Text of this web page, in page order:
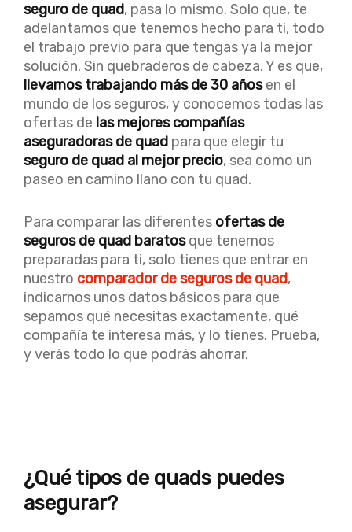
seguro de quad, pasa lo mismo. Solo que, te
adelantamos que tenemos hecho para ti, todo
el trabajo previo para que tengas ya la mejor
solución. Sin quebraderos de cabeza. Y es que,
llevamos trabajando más de 30 añosen el
mundo de los seguros, y conocemos todas las
ofertas de las mejores compañías
aseguradoras de quad para que elegir tu
seguro de quad al mejor precio, sea como un
paseo en camino llano con tu quad.
Para comparar las diferentes ofertas de
seguros de quad baratosque tenemos
preparadas para ti, solo tienes que entrar en
nuestro comparador de seguros de quad,
indicarnos unos datos básicos para que
sepamos qué necesitas exactamente, qué
compañía te interesa más, y lo tienes. Prueba,
y verás todo lo que podrás ahorrar.
¿Qué tipos de quads puedes
asegurar?